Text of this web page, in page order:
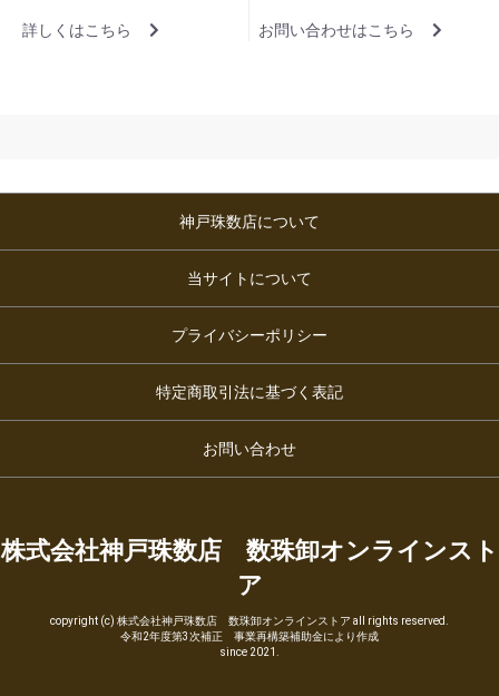
詳しくはこちら お問い合わせはこちら
神戸珠数店について
当サイトについて
プライバシーポリシー
特定商取引法に基づく表記
お問い合わせ
株式会社神戸珠数店 数珠卸オンラインスト
ア
copyright (c) 株式会社神戸珠数店 数珠卸オンラインストア all rights reserved.
令和2年度第3次補正 事業再構築補助金により作成
since 2021.